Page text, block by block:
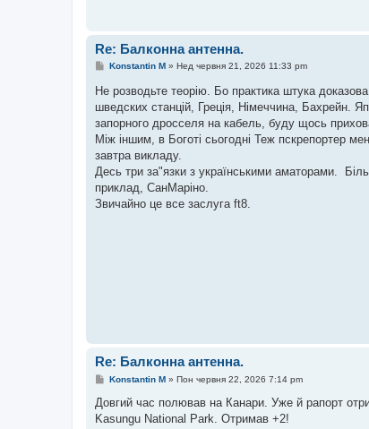
е
н
я
Re: Балконна антенна.
П
в
і
д
о
м
л
е
н
н
я
Konstantin M» Нед червня 21, 2026 11:33 pm
Не розводьте теорію. Бо практика штука
шведских станцій, Греція, Німеччина, Бахрейн.
запорного дросселя на кабель, буду щось
Між іншим, в Боготі сьогодні Теж пскрепортер
завтра викладу.
Десь три за"язки з українськими аматорами.
приклад, СанМаріно.
Звичайно це все заслуга ft8.
Re: Балконна антенна.
П
в
д
Konstantin M» Пон червня 22, 2026 7:14 pm
Довгий час полював на Канари. Уже й рапорт
Kasungu National Park. Отримав +2!